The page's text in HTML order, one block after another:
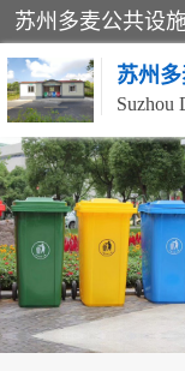
苏州
Suzhou
办公室脚踩垃圾
分类果皮箱
垃圾分类房